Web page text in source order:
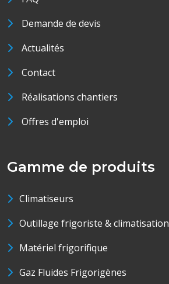
Demande de devis
Actualités
Contact
Réalisations chantiers
Offres d'emploi
Gamme de produits
Climatiseurs
Outillage frigoriste & climatisation
Matériel frigorifique
Gaz Fluides Frigorigènes